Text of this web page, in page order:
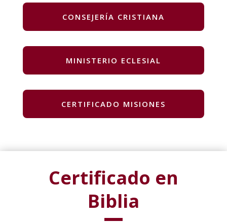
CONSEJERÍA CRISTIANA
MINISTERIO ECLESIAL
CERTIFICADO MISIONES
Certificado en
Biblia